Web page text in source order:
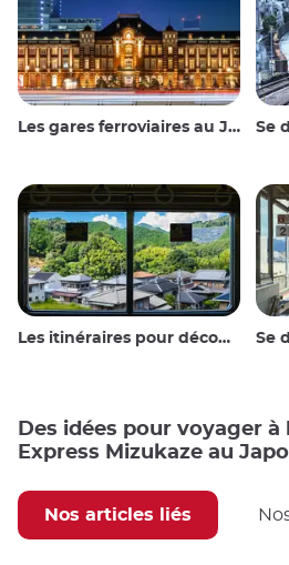
Les gares ferroviaires au Japon Se
Les itinéraires pour découvrir le Japon Se
Des idées pour voyager
Express Mizukaze au
Nos articles liés